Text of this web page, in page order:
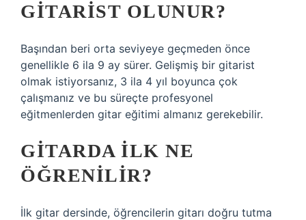
GITARIST OLUNUR?
Başından beri orta seviyeye geçmeden önce
genellikle 6 ila 9 ay sürer. Gelişmiş bir gitarist
olmak istiyorsanız, 3 ila 4 yıl boyunca çok
çalışmanız ve bu süreçte profesyonel
eğitmenlerden gitar eğitimi almanız gerekebilir.
GITARDA ILK NE
ÖĞRENILIR?
İlk gitar dersinde, öğrencilerin gitarı doğru tutma